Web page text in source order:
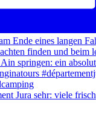
Jura sehr: viele frisch